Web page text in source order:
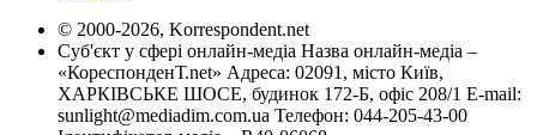
© 2000-2026, Korrespondent.net
Суб'єкт у сфері онлайн-медіа Назва онлайн-медіа –
«КореспонденТ.net» Адреса: 02091, місто Київ,
ХАРКІВСЬКЕ ШОСЕ, будинок 172-Б, офіс 208/1 E-mail:
sunlight@mediadim.com.ua Телефон: 044-205-43-00